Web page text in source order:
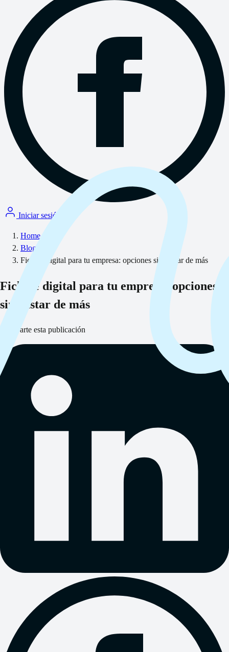
Iniciar sesión
Home /
Blog
Fichaje digital para tu empresa: opciones sin gastar de más
Fichaje digital para tu empresa: opciones
sin gastar de más
Comparte esta publicación